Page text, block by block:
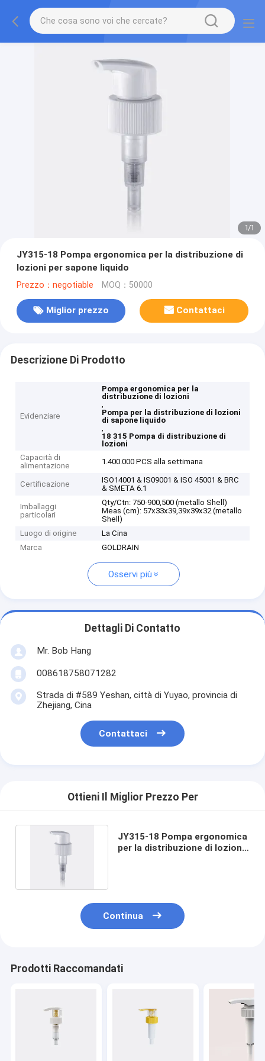
1/1
JY315-18 Pompa ergonomica per la distribuzione di
lozioni per sapone liquido
Prezzo：negotiable MOQ：50000
Miglior prezzo Contattaci
Descrizione Di Prodotto
Evidenziare
Pompa ergonomica per la
distribuzione di lozioni
,
Pompa per la distribuzione di lozioni
di sapone liquido
,
18 315 Pompa di distribuzione di
lozioni
Capacità di
alimentazione
1.400.000 PCS alla settimana
Certificazione
ISO14001 & IS09001 & ISO 45001 & BRC
& SMETA 6.1
Imballaggi
particolari
Qty/Ctn: 750-900,500 (metallo Shell)
Meas (cm): 57x33x39,39x39x32 (metallo
Shell)
Luogo di origine
La Cina
Marca
GOLDRAIN
Osservi più
Dettagli Di Contatto
Mr. Bob Hang
008618758071282
Strada di #589 Yeshan, città di Yuyao, provincia di
Zhejiang, Cina
Contattaci
Ottieni Il Miglior Prezzo Per
JY315-18 Pompa ergonomica
per la distribuzione di lozioni
Continua
Prodotti Raccomandati